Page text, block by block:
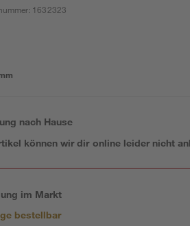
: 1632323
nach Hause
können wir dir online leider nicht
im Markt
bestellbar